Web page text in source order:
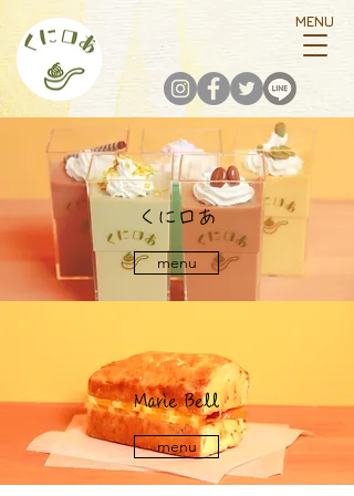
MENU
​くにロあ
menu
​Marie Bell
menu